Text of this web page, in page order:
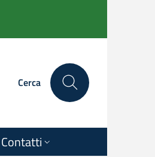
Cerca
Contatti